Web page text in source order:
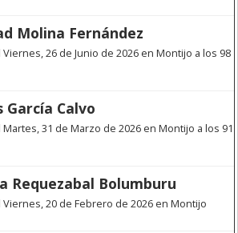
Molina Fernández
Viernes, 26 de Junio de 2026 en Montijo a los 98
García Calvo
Martes, 31 de Marzo de 2026 en Montijo a los 91
Requezabal Bolumburu
Viernes, 20 de Febrero de 2026 en Montijo